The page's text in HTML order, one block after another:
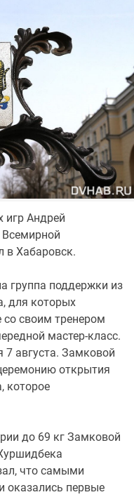
игр Андрей
в Хабаровск.
группа поддержки из
для которых
своим тренером
мастер-класс.
7 августа. Замковой
открытия
которое
до 69 кг Замковой
что самыми
оказались первые